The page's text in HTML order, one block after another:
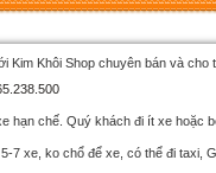
Kim Khôi Shop chuyên bán và
hạn chế. Quý khách đi ít xe hoặc
7 xe, ko chổ để xe, có thể đi taxi,